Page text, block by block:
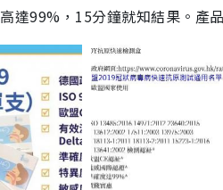
達99%，15分鐘就知結果。產